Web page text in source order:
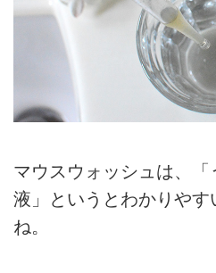
マウスウォッシュは、「
液」というとわかりやす
ね。